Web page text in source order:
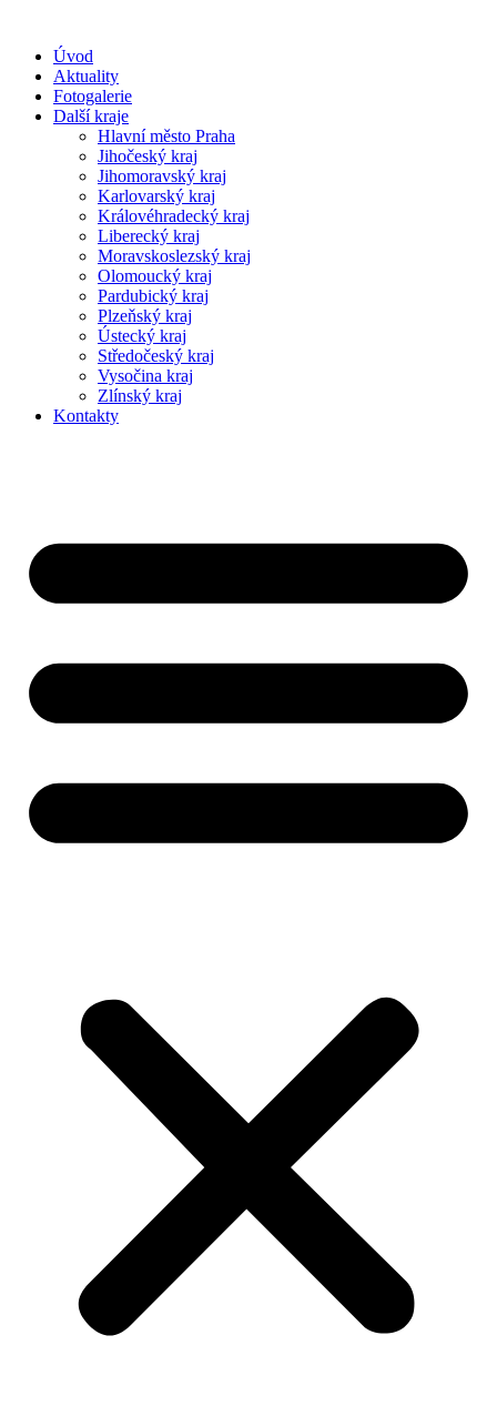
Úvod
Aktuality
Fotogalerie
Další kraje
Hlavní město Praha
Jihočeský kraj
Jihomoravský kraj
Karlovarský kraj
Královéhradecký kraj
Liberecký kraj
Moravskoslezský kraj
Olomoucký kraj
Pardubický kraj
Plzeňský kraj
Ústecký kraj
Středočeský kraj
Vysočina kraj
Zlínský kraj
Kontakty